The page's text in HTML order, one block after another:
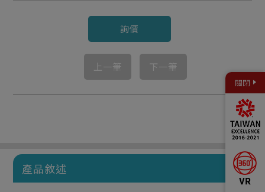
詢價
上一筆 下一筆
產品敘述
關閉